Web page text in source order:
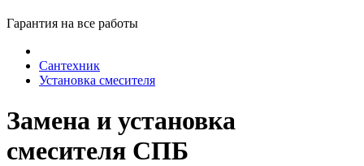
Гарантия на все работы
Сантехник
Установка смесителя
Замена и установка
смесителя СПБ